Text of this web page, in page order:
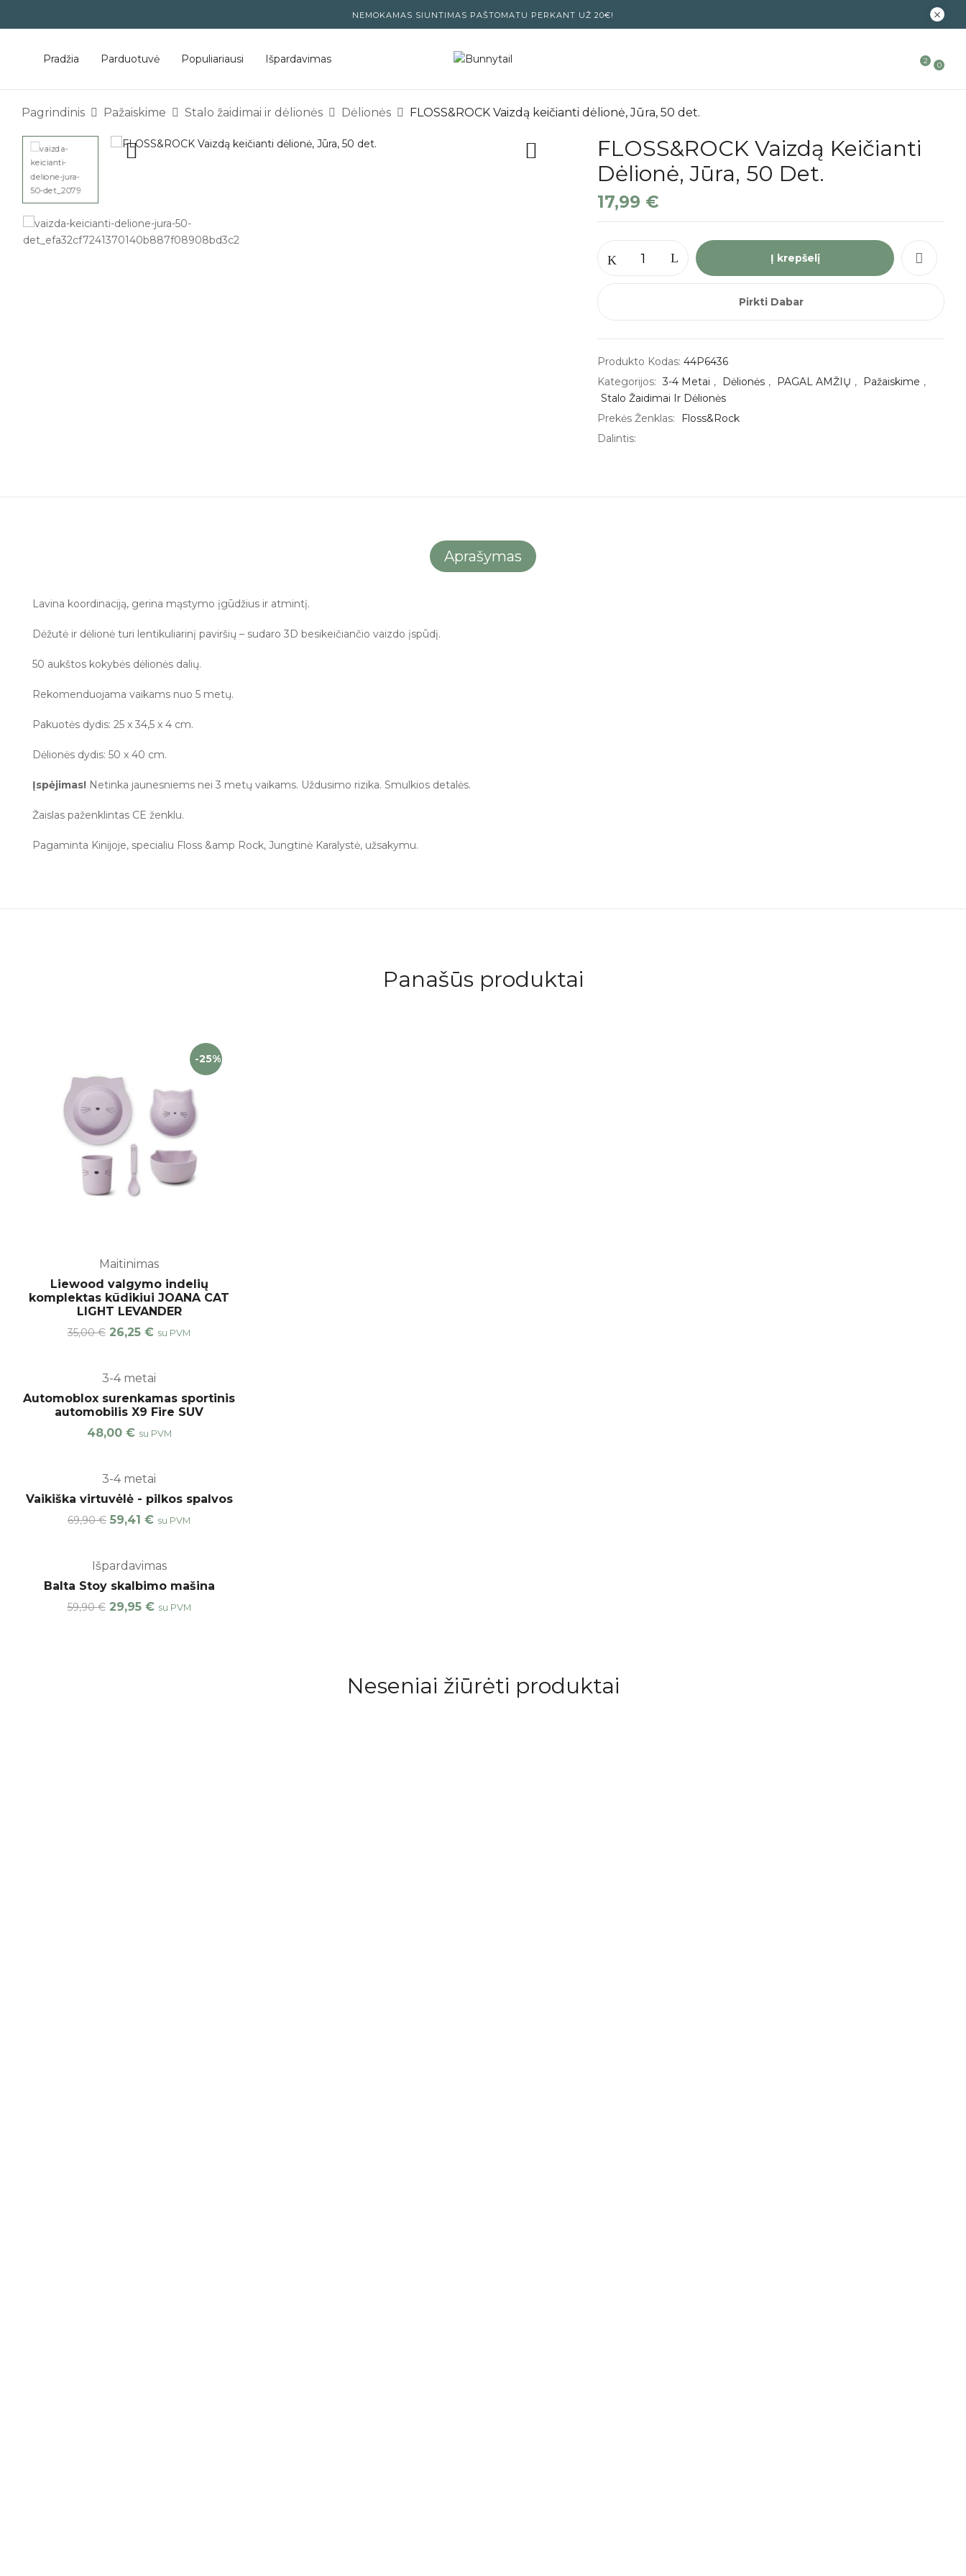
NEMOKAMAS SIUNTIMAS PAŠTOMATU PERKANT UŽ 20€!
Pradžia Parduotuvė Populiariausi Išpardavimas 2 0
Pagrindinis Pažaiskime Stalo žaidimai ir dėlionės Dėlionės FLOSS&ROCK Vaizdą keičianti dėlionė, Jūra, 50 det.
FLOSS&ROCK Vaizdą Keičianti
Dėlionė, Jūra, 50 Det.
17,99 €
Į krepšelį
Pirkti Dabar
Produkto Kodas:44P6436
Kategorijos: 3-4 Metai , Dėlionės , PAGAL AMŽIŲ , Pažaiskime ,
Stalo Žaidimai Ir Dėlionės
Prekės Ženklas:
Floss&Rock
Dalintis:
Aprašymas
Lavina koordinaciją, gerina mąstymo įgūdžius ir atmintį.
Dėžutė ir dėlionė turi lentikuliarinį paviršių – sudaro 3D besikeičiančio vaizdo įspūdį.
50 aukštos kokybės dėlionės dalių.
Rekomenduojama vaikams nuo 5 metų.
Pakuotės dydis: 25 x 34,5 x 4 cm.
Dėlionės dydis: 50 x 40 cm.
Įspėjimas! Netinka jaunesniems nei 3 metų vaikams. Uždusimo rizika. Smulkios detalės.
Žaislas paženklintas CE ženklu.
Pagaminta Kinijoje, specialiu Floss &amp Rock, Jungtinė Karalystė, užsakymu.
Panašūs produktai
-25%
Maitinimas
Liewood valgymo indelių
komplektas kūdikiui JOANA CAT
LIGHT LEVANDER
35,00€ 26,25 € su PVM
3-4 metai
Automoblox surenkamas sportinis
automobilis X9 Fire SUV
48,00 € su PVM
3-4 metai
Vaikiška virtuvėlė - pilkos spalvos
69,90€ 59,41 € su PVM
Išpardavimas
Balta Stoy skalbimo mašina
59,90€ 29,95 € su PVM
Neseniai žiūrėti produktai